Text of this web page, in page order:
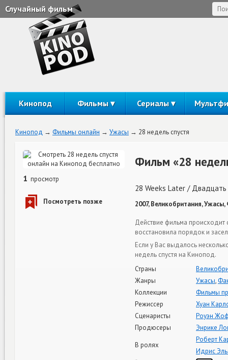
Случайный фильм
Кинопод Фильмы Сериалы
Кинопод Фильмы онлайн Ужасы 28 недель спустя
1 просмотр
Фильм «28
28 Weeks Later / Двадцать
2007, Великобритания,
Действие фильма происходит
восстановила порядок и
Если у Вас выдалось
недель спустя на Кинопод.
Страны
Жанры
Ужасы,
Коллекции
Фильмы
Режиссер
Хуан
Сценаристы
Роуэн
Продюсеры
Энрике
В ролях
Роберт
Идрис